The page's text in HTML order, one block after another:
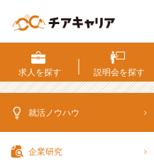
考
対
策・
求人を探す 説明会を探す
就活ノウハウ
企業研究